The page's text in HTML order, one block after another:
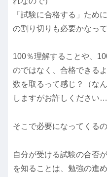
「試験に合格する」ため
の割り切りも必要かなっ
100％理解することや、
のではなく、合格できる
数を取るって感じ？（な
しますがお許しください…
そこで必要になってくる
自分が受ける試験の合否
を知ることは、勉強の進